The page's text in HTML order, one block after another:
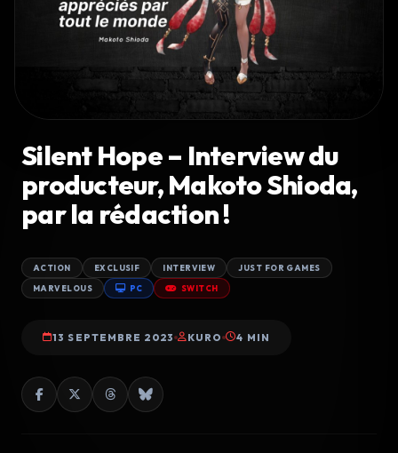
Silent Hope – Interview du
producteur, Makoto Shioda,
par la rédaction !
ACTION EXCLUSIF INTERVIEW JUST FOR GAMES
MARVELOUS PC SWITCH
13 SEPTEMBRE 2023 KURO 4 MIN